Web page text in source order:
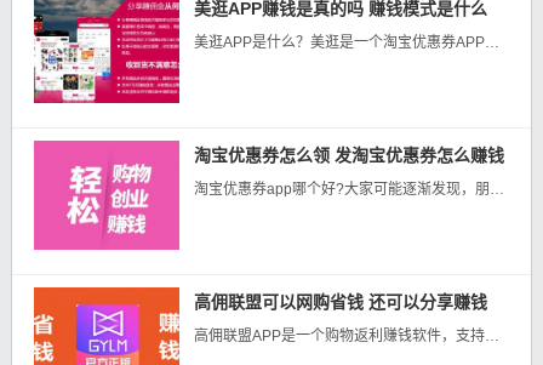
美逛APP赚钱是真的吗 赚钱模式是什么
美逛APP是什么？美逛是一个淘宝优惠券APP，也是一款分享赚钱的工具。除了领优惠券省钱，无论自己买不是分享给朋友买都是有佣金的。美逛APP注册下载二维码注册下载：链接注册下载：https://www.yi...
淘宝优惠券怎么领 发淘宝优惠券怎么赚钱
淘宝优惠券app哪个好?大家可能逐渐发现，朋友圈、微信群推荐这些优惠券的人慢慢多了起来，而且这些优惠券的金额都比较可观。那优惠券怎么来的呢？我本人是一个淘宝控，一天不上淘宝就浑身难受，心里空落落的，一年花...
高佣联盟可以网购省钱 还可以分享赚钱
高佣联盟APP是一个购物返利赚钱软件，支持淘宝、天猫、京东和拼多多，主流商城购物返利。 值得注意的是，高佣联盟不仅能购物返利，还可以推广好友购物赚钱。...